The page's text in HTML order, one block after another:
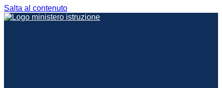
Salta al contenuto